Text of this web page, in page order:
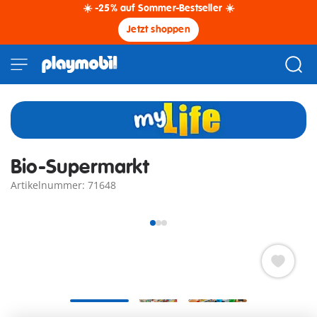
☀️ -25% auf Sommer-Bestseller ☀️
Jetzt shoppen
Bio-Supermarkt
Artikelnummer: 71648